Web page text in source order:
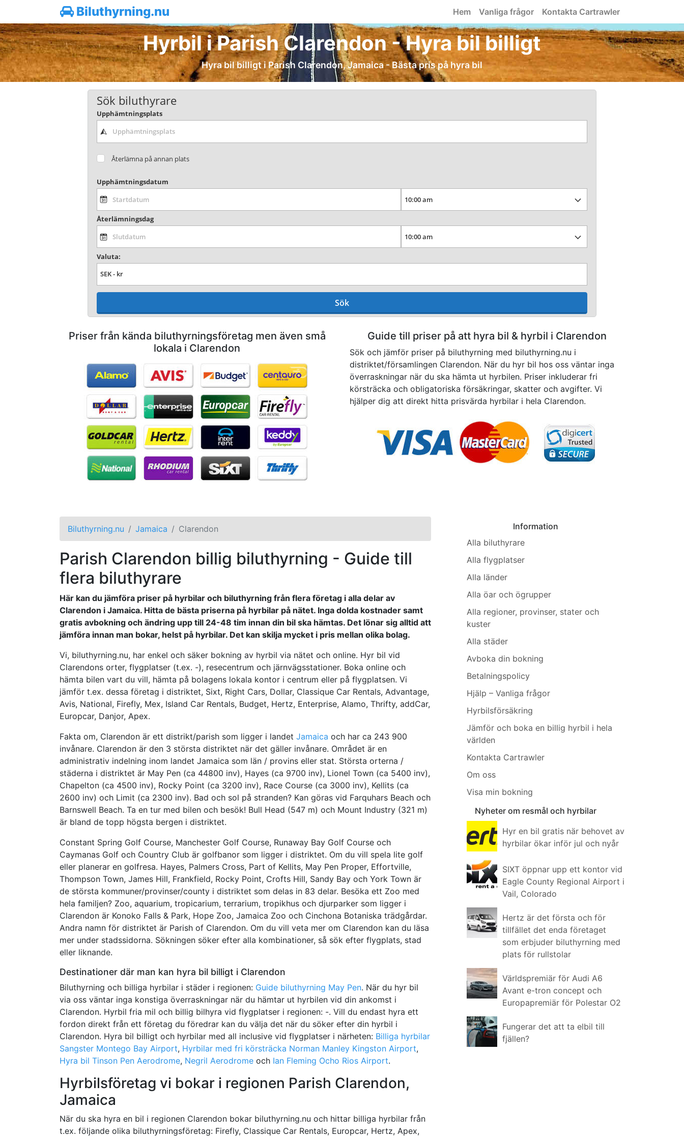
Biluthyrning.nu Hem Vanliga frågor Kontakta Cartrawler
Hyrbil i Parish Clarendon - Hyra bil billigt
Hyra bil billigt i Parish Clarendon, Jamaica - Bästa pris på hyra bil
Sök biluthyrare
Upphämtningsplats
Återlämna på annan plats
Upphämtningsdatum
Återlämningsdag
Valuta:
Sök
Priser från kända biluthyrningsföretag men även små
lokala i Clarendon
Guide till priser på att hyra bil & hyrbil i Clarendon
Sök och jämför priser på biluthyrning med biluthyrning.nu i
distriktet/församlingen Clarendon. När du hyr bil hos oss väntar inga
överraskningar när du ska hämta ut hyrbilen. Priser inkluderar fri
körsträcka och obligatoriska försäkringar, skatter och avgifter. Vi
hjälper dig att direkt hitta prisvärda hyrbilar i hela Clarendon.
Biluthyrning.nu Jamaica Clarendon
Parish Clarendon billig biluthyrning - Guide till
flera biluthyrare
Här kan du jämföra priser på hyrbilar och biluthyrning från flera företag i alla delar av
Clarendon i Jamaica. Hitta de bästa priserna på hyrbilar på nätet. Inga dolda kostnader samt
gratis avbokning och ändring upp till 24-48 tim innan din bil ska hämtas. Det lönar sig alltid att
jämföra innan man bokar, helst på hyrbilar. Det kan skilja mycket i pris mellan olika bolag.
Vi, biluthyrning.nu, har enkel och säker bokning av hyrbil via nätet och online. Hyr bil vid
Clarendons orter, flygplatser (t.ex. -), resecentrum och järnvägsstationer. Boka online och
hämta bilen vart du vill, hämta på bolagens lokala kontor i centrum eller på flygplatsen. Vi
jämför t.ex. dessa företag i distriktet, Sixt, Right Cars, Dollar, Classique Car Rentals, Advantage,
Avis, National, Firefly, Mex, Island Car Rentals, Budget, Hertz, Enterprise, Alamo, Thrifty, addCar,
Europcar, Danjor, Apex.
Fakta om, Clarendon är ett distrikt/parish som ligger i landet Jamaica och har ca 243 900
invånare. Clarendon är den 3 största distriktet när det gäller invånare. Området är en
administrativ indelning inom landet Jamaica som län / provins eller stat. Största orterna /
städerna i distriktet är May Pen (ca 44800 inv), Hayes (ca 9700 inv), Lionel Town (ca 5400 inv),
Chapelton (ca 4500 inv), Rocky Point (ca 3200 inv), Race Course (ca 3000 inv), Kellits (ca
2600 inv) och Limit (ca 2300 inv). Bad och sol på stranden? Kan göras vid Farquhars Beach och
Barnswell Beach. Ta en tur med bilen och besök! Bull Head (547 m) och Mount Industry (321 m)
är bland de topp högsta bergen i distriktet.
Constant Spring Golf Course, Manchester Golf Course, Runaway Bay Golf Course och
Caymanas Golf och Country Club är golfbanor som ligger i distriktet. Om du vill spela lite golf
eller planerar en golfresa. Hayes, Palmers Cross, Part of Kellits, May Pen Proper, Effortville,
Thompson Town, James Hill, Frankfield, Rocky Point, Crofts Hill, Sandy Bay och York Town är
de största kommuner/provinser/county i distriktet som delas in 83 delar. Besöka ett Zoo med
hela familjen? Zoo, aquarium, tropicarium, terrarium, tropikhus och djurparker som ligger i
Clarendon är Konoko Falls & Park, Hope Zoo, Jamaica Zoo och Cinchona Botaniska trädgårdar.
Andra namn för distriktet är Parish of Clarendon. Om du vill veta mer om Clarendon kan du läsa
mer under stadssidorna. Sökningen söker efter alla kombinationer, så sök efter flygplats, stad
eller liknande.
Destinationer där man kan hyra bil billigt i Clarendon
Biluthyrning och billiga hyrbilar i städer i regionen: Guide biluthyrning May Pen. När du hyr bil
via oss väntar inga konstiga överraskningar när du hämtar ut hyrbilen vid din ankomst i
Clarendon. Hyrbil fria mil och billig bilhyra vid flygplatser i regionen: -. Vill du endast hyra ett
fordon direkt från ett företag du föredrar kan du välja det när du söker efter din hyrbil i
Clarendon. Hyra bil billigt och hyrbilar med all inclusive vid flygplatser i närheten: Billiga hyrbilar
Sangster Montego Bay Airport, Hyrbilar med fri körsträcka Norman Manley Kingston Airport,
Hyra bil Tinson Pen Aerodrome, Negril Aerodrome och Ian Fleming Ocho Rios Airport.
Hyrbilsföretag vi bokar i regionen Parish Clarendon,
Jamaica
När du ska hyra en bil i regionen Clarendon bokar biluthyrning.nu och hittar billiga hyrbilar från
t.ex. följande olika biluthyrningsföretag: Firefly, Classique Car Rentals, Europcar, Hertz, Apex,
Information
Alla biluthyrare
Alla flygplatser
Alla länder
Alla öar och ögrupper
Alla regioner, provinser, stater och
kuster
Alla städer
Avboka din bokning
Betalningspolicy
Hjälp – Vanliga frågor
Hyrbilsförsäkring
Jämför och boka en billig hyrbil i hela
världen
Kontakta Cartrawler
Om oss
Visa min bokning
Nyheter om resmål och hyrbilar
Hyr en bil gratis när behovet av
hyrbilar ökar inför jul och nyår
SIXT öppnar upp ett kontor vid
Eagle County Regional Airport i
Vail, Colorado
Hertz är det första och för
tillfället det enda företaget
som erbjuder biluthyrning med
plats för rullstolar
Världspremiär för Audi A6
Avant e-tron concept och
Europapremiär för Polestar O2
Fungerar det att ta elbil till
fjällen?